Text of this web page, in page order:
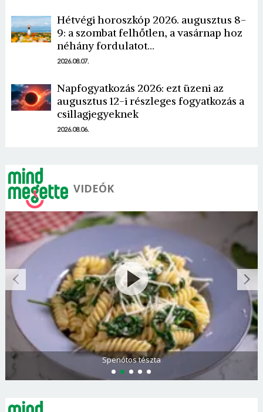
Hétvégi horoszkóp 2026. augusztus 8-
9: a szombat felhőtlen, a vasárnap hoz
néhány fordulatot…
2026.08.07.
Napfogyatkozás 2026: ezt üzeni az
augusztus 12-i részleges fogyatkozás a
csillagjegyeknek
2026.08.06.
VIDEÓK
Olasz és görög paradicsomsaláta